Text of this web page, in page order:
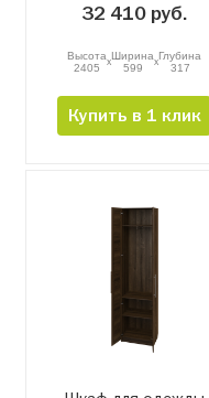
32 410 руб.
Высота
2405
xШирина
599
xГлубина
317
Купить в 1 клик